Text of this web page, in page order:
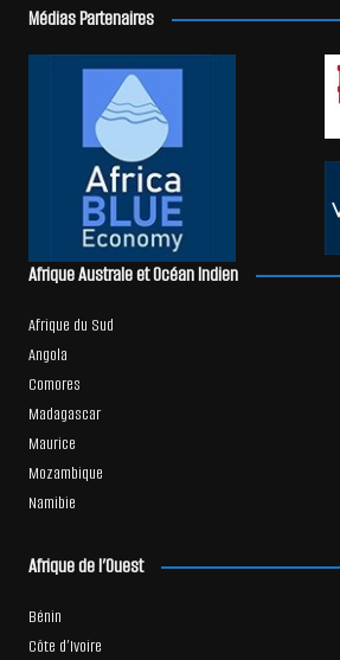
Médias Partenaires
Afrique Australe et Océan Indien
Afrique du Sud
Angola
Comores
Madagascar
Maurice
Mozambique
Namibie
Afrique de l’Ouest
Bénin
Côte d’Ivoire